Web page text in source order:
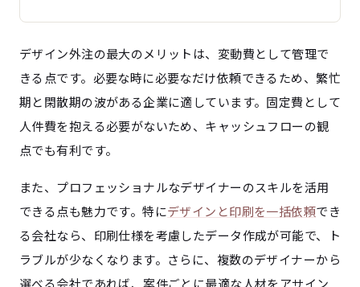
デザイン外注の最大のメリットは、変動費として管理で
きる点です。必要な時に必要なだけ依頼できるため、繁忙
期と閑散期の波がある企業に適しています。固定費として
人件費を抱える必要がないため、キャッシュフローの観
点でも有利です。
また、プロフェッショナルなデザイナーのスキルを活用
できる点も魅力です。特にデザインと印刷を一括依頼でき
る会社なら、印刷仕様を考慮したデータ作成が可能で、ト
ラブルが少なくなります。さらに、複数のデザイナーから
選べる会社であれば、案件ごとに最適な人材をアサイン